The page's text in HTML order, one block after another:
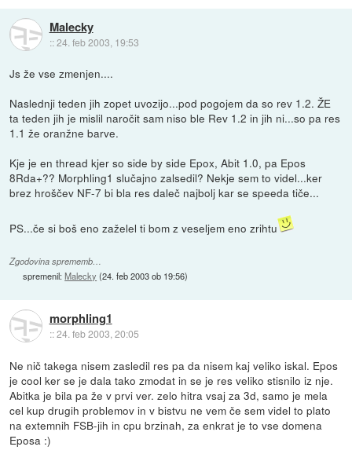
Malecky
::24. feb 2003, 19:53
Js že vse zmenjen....
Naslednji teden jih zopet uvozijo...pod pogojem da so rev 1.2. ŽE
ta teden jih je mislil naročit sam niso ble Rev 1.2 in jih ni...so pa res
1.1 že oranžne barve.
Kje je en thread kjer so side by side Epox, Abit 1.0, pa Epos
8Rda+?? Morphling1 slučajno zalsedil? Nekje sem to videl...ker
brez hroščev NF-7 bi bla res daleč najbolj kar se speeda tiče...
PS...če si boš eno zaželel ti bom z veseljem eno zrihtu
Zgodovina sprememb…
spremenil:Malecky (24. feb 2003 ob 19:56)
morphling1
::24. feb 2003, 20:05
Ne nič takega nisem zasledil res pa da nisem kaj veliko iskal. Epos
je cool ker se je dala tako zmodat in se je res veliko stisnilo iz nje.
Abitka je bila pa že v prvi ver. zelo hitra vsaj za 3d, samo je mela
cel kup drugih problemov in v bistvu ne vem če sem videl to plato
na extemnih FSB-jih in cpu brzinah, za enkrat je to vse domena
Eposa :)